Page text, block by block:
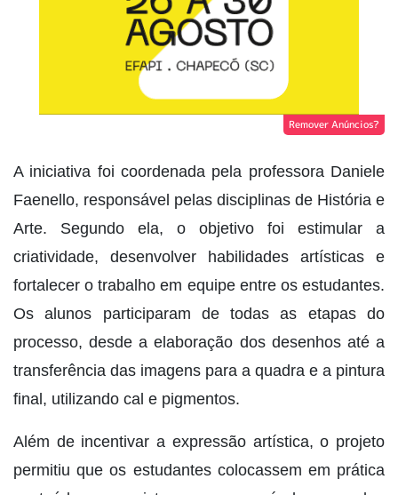
Remover Anúncios?
A iniciativa foi coordenada pela professora Daniele
Faenello, responsável pelas disciplinas de História e
Arte. Segundo ela, o objetivo foi estimular a
criatividade, desenvolver habilidades artísticas e
fortalecer o trabalho em equipe entre os estudantes.
Os alunos participaram de todas as etapas do
processo, desde a elaboração dos desenhos até a
transferência das imagens para a quadra e a pintura
final, utilizando cal e pigmentos.
Além de incentivar a expressão artística, o projeto
permitiu que os estudantes colocassem em prática